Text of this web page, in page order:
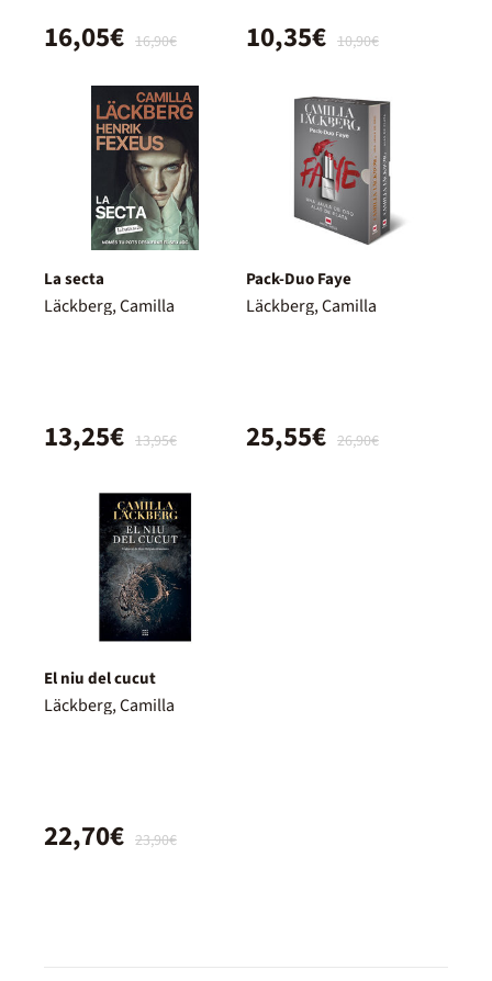
16,90€
16,05€ 10,90€
10,35€
La secta
Läckberg, Camilla
13,95€
13,25€
Pack-Duo Faye
Läckberg, Camilla
26,90€
25,55€
El niu del cucut
Läckberg, Camilla
23,90€
22,70€